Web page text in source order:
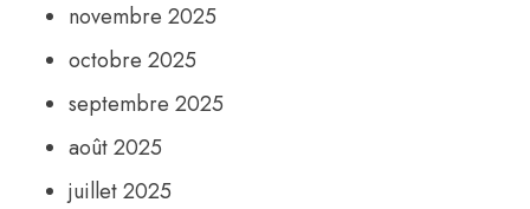
novembre 2025
octobre 2025
septembre 2025
août 2025
juillet 2025